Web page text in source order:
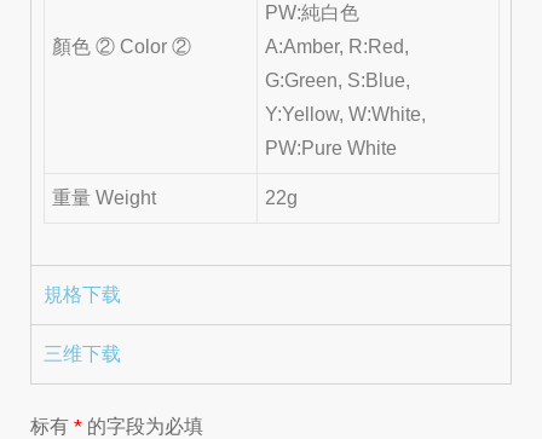
顏色 ② Color ②
PW:純白色
A:Amber, R:Red,
G:Green, S:Blue,
Y:Yellow, W:White,
PW:Pure White
重量 Weight 22g
規格下载
三维下载
标有 * 的字段为必填